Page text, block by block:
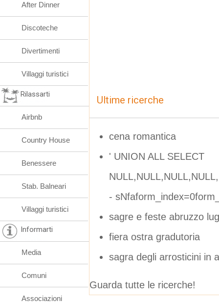
Ultime ricerche
cena romantica
' UNION ALL SELECT
-
sagre e feste abruzzo
fiera ostra gradutoria
sagra degli arrosticini in
Guarda tutte le ricerche!
After Dinner
Discoteche
Divertimenti
Villaggi turistici
Rilassarti
Airbnb
Country House
Benessere
Stab. Balneari
Villaggi turistici
Informarti
Media
Comuni
Associazioni